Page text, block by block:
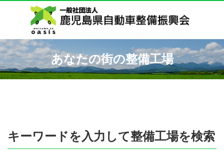
あなたの街の整備工場
キーワードを入力して整備工場を検索